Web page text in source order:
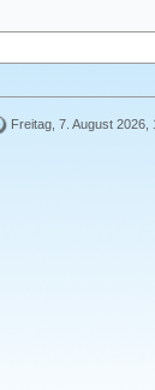
Freitag, 7. August 2026,